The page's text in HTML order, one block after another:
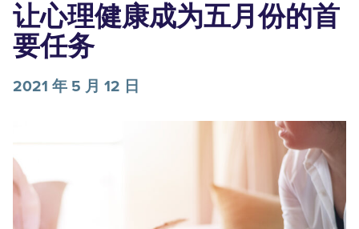
让心理健康成为五月份的首
要任务
2021 年 5 月 12 日